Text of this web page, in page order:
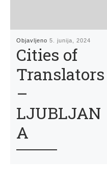
Objavljeno5. junija, 2024
Cities of
Translators
–
LJUBLJAN
A